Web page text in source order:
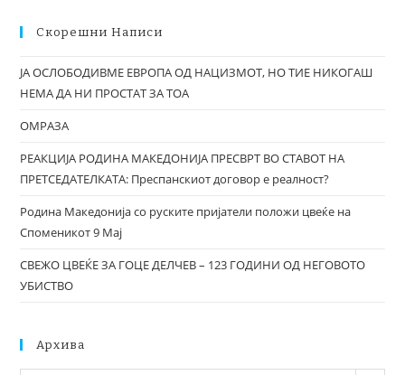
Скорешни Написи
ЈА ОСЛОБОДИВМЕ ЕВРОПА ОД НАЦИЗМОТ, НО ТИЕ НИКОГАШ
НЕМА ДА НИ ПРОСТАТ ЗА ТОА
ОМРАЗА
РЕАКЦИЈА РОДИНА МАКЕДОНИЈА ПРЕСВРТ ВО СТАВОТ НА
ПРЕТСЕДАТЕЛКАТА: Преспанскиот договор е реалност?
Родина Македонија со руските пријатели положи цвеќе на
Споменикот 9 Мај
СВЕЖО ЦВЕЌЕ ЗА ГОЦЕ ДЕЛЧЕВ – 123 ГОДИНИ ОД НЕГОВОТО
УБИСТВО
Архива